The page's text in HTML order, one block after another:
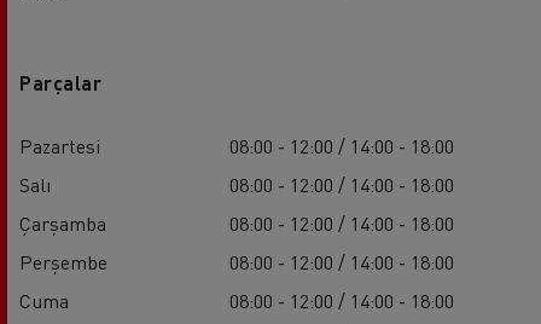
Parçalar
Pazartesi
08:00 - 12:00 / 14:00 - 18:00
Salı
08:00 - 12:00 / 14:00 - 18:00
Çarşamba
08:00 - 12:00 / 14:00 - 18:00
Perşembe
08:00 - 12:00 / 14:00 - 18:00
Cuma
08:00 - 12:00 / 14:00 - 18:00